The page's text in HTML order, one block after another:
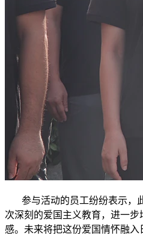
参与活动的员工纷纷表示，
次深刻的爱国主义教育，进一
感。未来将把这份爱国情怀融